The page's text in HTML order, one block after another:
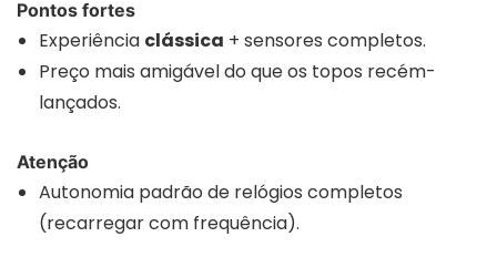
Pontos fortes
Experiência clássica + sensores completos.
Preço mais amigável do que os topos recém-
lançados.
Atenção
Autonomia padrão de relógios completos
(recarregar com frequência).